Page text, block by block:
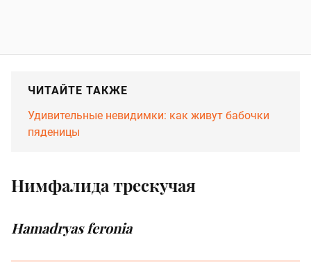
ЧИТАЙТЕ ТАКЖЕ
Удивительные невидимки: как живут бабочки
пяденицы
Нимфалида трескучая
Hamadryas feronia